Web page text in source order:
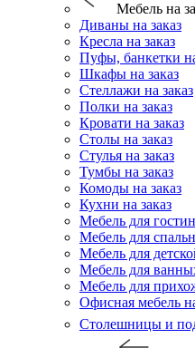
Мебель на
Диваны на заказ
Кресла на заказ
Пуфы, банкетки
Шкафы на заказ
Стеллажи на заказ
Полки на заказ
Кровати на заказ
Столы на заказ
Стулья на заказ
Тумбы на заказ
Комоды на заказ
Кухни на заказ
Мебель для
Мебель для
Мебель для
Мебель для
Мебель для
Офисная мебель
Столешницы и